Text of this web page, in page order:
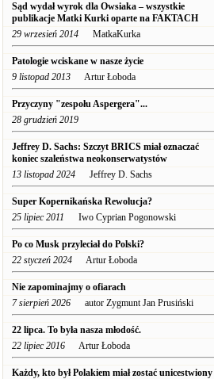
Sąd wydał wyrok dla Owsiaka – wszystkie
publikacje Matki Kurki oparte na FAKTACH
29 wrzesień 2014 MatkaKurka
Patologie wciskane w nasze życie
9 listopad 2013 Artur Łoboda
Przyczyny "zespołu Aspergera"...
28 grudzień 2019
Jeffrey D. Sachs: Szczyt BRICS miał oznaczać
koniec szaleństwa neokonserwatystów
13 listopad 2024 Jeffrey D. Sachs
Super Kopernikańska Rewolucja?
25 lipiec 2011 Iwo Cyprian Pogonowski
Po co Musk przyleciał do Polski?
22 styczeń 2024 Artur Łoboda
Nie zapominajmy o ofiarach
7 sierpień 2026 autor Zygmunt Jan Prusiński
22 lipca. To była nasza młodość.
22 lipiec 2016 Artur Łoboda
Każdy, kto był Polakiem miał zostać unicestwiony